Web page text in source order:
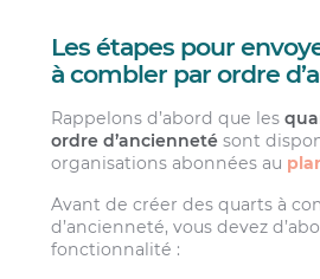
Les étapes pour
à combler par ordre
Rappelons d’abord que les
ordre d’ancienneté sont
organisations abonnées au
Avant de créer des quarts à
d’ancienneté, vous devez
fonctionnalité :